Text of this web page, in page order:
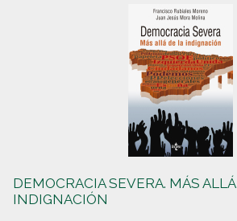
DEMOCRACIA SEVERA. MÁS
INDIGNACIÓN